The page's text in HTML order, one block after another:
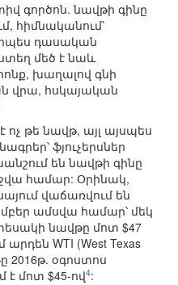
գործոն. նավթի գինը
հիմնականում՝
դասական
մեծ է նաև
խաղալով գնի
վրա, հսկայական
ոչ թե նավթ, այլ այսպես
ֆյուչերսներ
են նավթի գինը
համար: Օրինակ,
վաճառվում են
ամսվա համար՝ մեկ
նավթը մոտ $47
արդեն WTI (West Texas
2016թ. օգոստոս
մոտ $45-ով4: